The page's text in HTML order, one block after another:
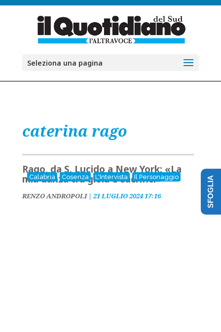
Seleziona una pagina
caterina rago
Calabria Cosenza L'Intervista Il Personaggio
Rago, da S. Lucido a New York: «La
mia danza tra gioia e sacrifici»
RENZO ANDROPOLI| 21 LUGLIO 2024 17:16 SFOGLIA